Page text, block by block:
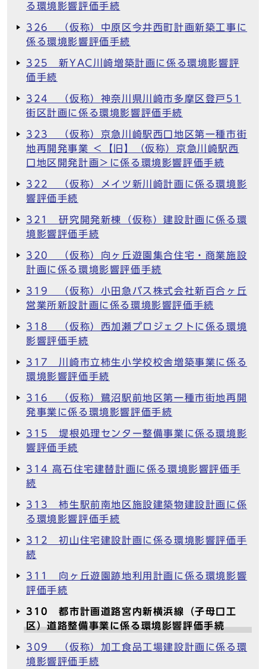
る環境影響評価手続
326 （仮称）中原区今井西町計画新築工事に
係る環境影響評価手続
325 新YAC川崎増築計画に係る環境影響評
価手続
324 （仮称）神奈川県川崎市多摩区登戸51
街区計画に係る環境影響評価手続
323 （仮称）京急川崎駅西口地区第一種市街
地再開発事業 ＜【旧】（仮称）京急川崎駅西
口地区開発計画＞に係る環境影響評価手続
322 （仮称）メイツ新川崎計画に係る環境影
響評価手続
321 研究開発新棟（仮称）建設計画に係る環
境影響評価手続
320 （仮称）向ヶ丘遊園集合住宅・商業施設
計画に係る環境影響評価手続
319 （仮称）小田急バス株式会社新百合ヶ丘
営業所新設計画に係る環境影響評価手続
318 （仮称）西加瀬プロジェクトに係る環境
影響評価手続
317 川崎市立柿生小学校校舎増築事業に係る
環境影響評価手続
316 （仮称）鷺沼駅前地区第一種市街地再開
発事業に係る環境影響評価手続
315 堤根処理センター整備事業に係る環境影
響評価手続
314 高石住宅建替計画に係る環境影響評価手
続
313 柿生駅前南地区施設建築物建設計画に係
る環境影響評価手続
312 初山住宅建設計画に係る環境影響評価手
続
311 向ヶ丘遊園跡地利用計画に係る環境影響
評価手続
310 都市計画道路宮内新横浜線（子母口工
区）道路整備事業に係る環境影響評価手続
309 （仮称）加工食品工場建設計画に係る環
境影響評価手続